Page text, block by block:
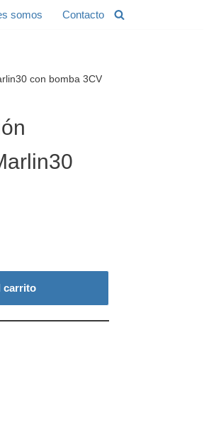
somos Contacto
con bomba 3CV
carrito